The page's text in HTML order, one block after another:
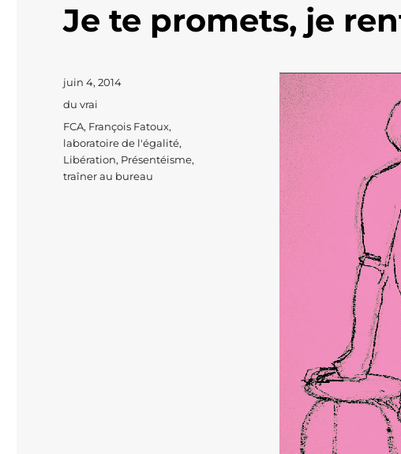
Je te promets, je
Publié
le
juin 4, 2014
Catégories
du vrai
Étiquettes
FCA, François Fatoux,
laboratoire de l'égalité,
Libération, Présentéisme,
traîner au bureau